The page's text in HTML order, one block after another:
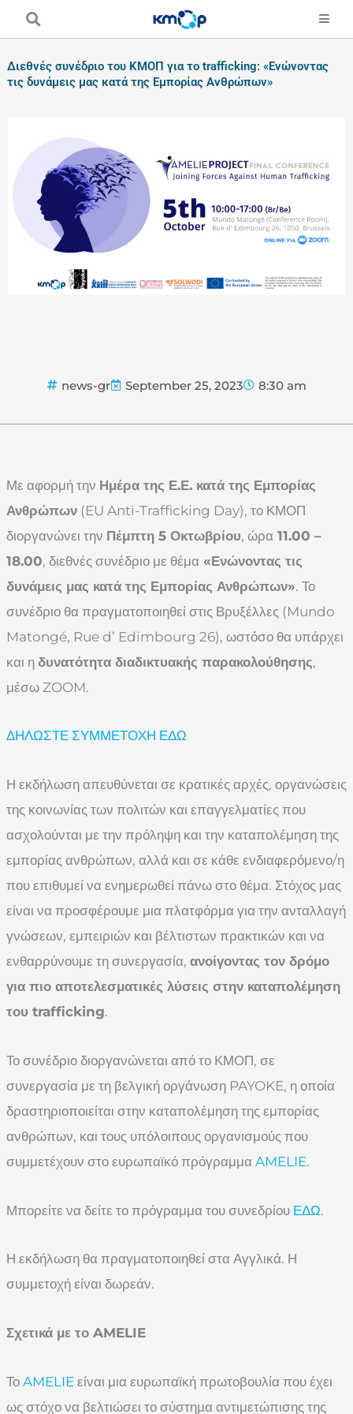
Διεθνές συνέδριο του ΚΜΟΠ για το trafficking: «Ενώνοντας
τις δυνάμεις μας κατά της Εμπορίας Ανθρώπων»
news-gr September 25, 2023 8:30 am
Με αφορμή την Ημέρα της Ε.Ε. κατά της Εμπορίας
Ανθρώπων (EU Anti-Trafficking Day), το ΚΜΟΠ
διοργανώνει την Πέμπτη 5 Οκτωβρίου, ώρα 11.00 –
18.00, διεθνές συνέδριο με θέμα «Ενώνοντας τις
δυνάμεις μας κατά της Εμπορίας Ανθρώπων». Το
συνέδριο θα πραγματοποιηθεί στις Βρυξέλλες (Mundo
Matongé, Rue d’ Edimbourg 26), ωστόσο θα υπάρχει
και η δυνατότητα διαδικτυακής παρακολούθησης,
μέσω ZOOM.
ΔΗΛΩΣΤΕ ΣΥΜΜΕΤΟΧΗ ΕΔΩ
Η εκδήλωση απευθύνεται σε κρατικές αρχές, οργανώσεις
της κοινωνίας των πολιτών και επαγγελματίες που
ασχολούνται με την πρόληψη και την καταπολέμηση της
εμπορίας ανθρώπων, αλλά και σε κάθε ενδιαφερόμενο/η
που επιθυμεί να ενημερωθεί πάνω στο θέμα. Στόχος μας
είναι να προσφέρουμε μια πλατφόρμα για την ανταλλαγή
γνώσεων, εμπειριών και βέλτιστων πρακτικών και να
ενθαρρύνουμε τη συνεργασία, ανοίγοντας τον δρόμο
για πιο αποτελεσματικές λύσεις στην καταπολέμηση
του trafficking.
Το συνέδριο διοργανώνεται από το ΚΜΟΠ, σε
συνεργασία με τη βελγική οργάνωση PAYOKE, η οποία
δραστηριοποιείται στην καταπολέμηση της εμπορίας
ανθρώπων, και τους υπόλοιπους οργανισμούς που
συμμετέχουν στο ευρωπαϊκό πρόγραμμα AMELIE.
Μπορείτε να δείτε το πρόγραμμα του συνεδρίου ΕΔΩ.
Η εκδήλωση θα πραγματοποιηθεί στα Αγγλικά. Η
συμμετοχή είναι δωρεάν.
Σχετικά με το AMELIE
Το AMELIE είναι μια ευρωπαϊκή πρωτοβουλία που έχει
ως στόχο να βελτιώσει το σύστημα αντιμετώπισης της